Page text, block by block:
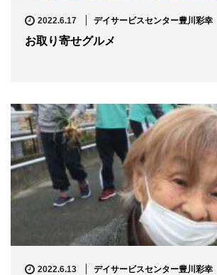
2022.6.17 デイサービスセンター豊川彩幸
お取り寄せグルメ
2022.6.13 デイサービスセンター豊川彩幸